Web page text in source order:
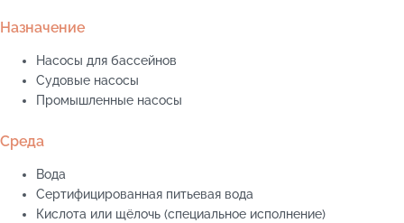
Назначение
Насосы для бассейнов
Судовые насосы
Промышленные насосы
Среда
Вода
Сертифицированная питьевая вода
Кислота или щёлочь (специальное исполнение)